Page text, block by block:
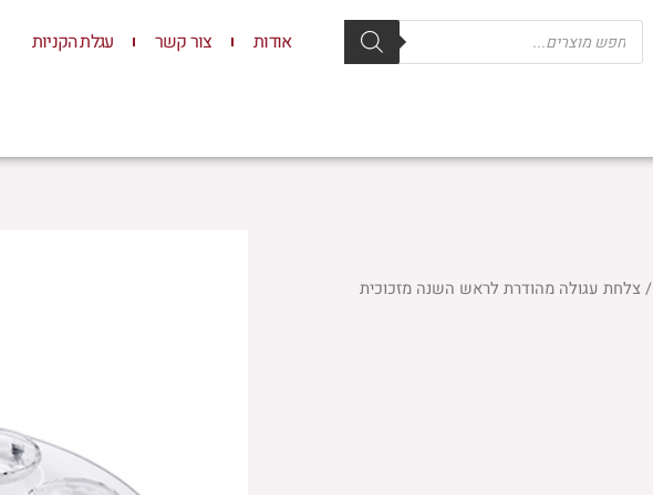
Products
search אודות צור קשר עגלת הקניות
/ צלחת עגולה מהודרת לראש השנה מזכוכית